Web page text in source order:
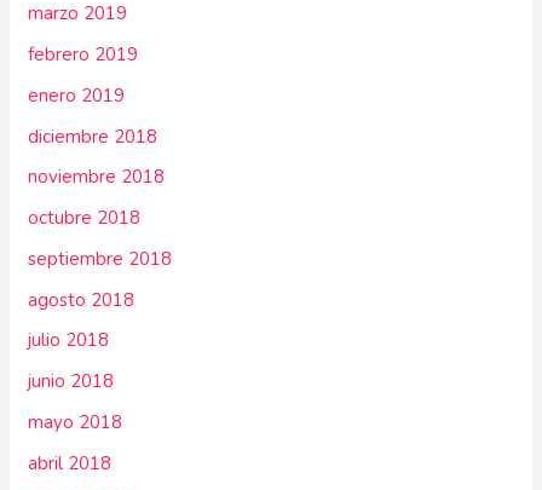
marzo 2019
febrero 2019
enero 2019
diciembre 2018
noviembre 2018
octubre 2018
septiembre 2018
agosto 2018
julio 2018
junio 2018
mayo 2018
abril 2018